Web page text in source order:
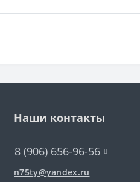
Наши контакты
8 (906) 656-96-56
n75ty@yandex.ru